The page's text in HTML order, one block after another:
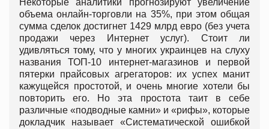
объема онлайн-торговли на 35%, при этом общая
сумма сделок достигнет 1429 млрд евро (без учета
продажи через Интернет услуг). Стоит ли
удивляться тому, что у многих украинцев на слуху
названия ТОП-10 интернет-магазинов и первой
пятерки прайсовых агрегаторов: их успех манит
кажущейся простотой, и очень многие хотели бы
повторить его. Но эта простота таит в себе
различные «подводные камни» и «рифы», которые
докладчик называет «Систематической ошибкой